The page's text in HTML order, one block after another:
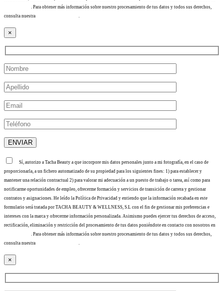
. Para obtener más información sobre nuestro procesamiento de tus datos y todos sus derechos,
consulta nuestra
×
Sí, autorizo a Tacha Beauty a que incorpore mis datos personales junto a mi fotografía, en el caso de
proporcionarla, a un fichero automatizado de su propiedad para los siguientes fines: 1) para establecer y
mantener una relación contractual 2) para valorar mi adecuación a un puesto de trabajo o tarea, así como para
notificarme oportunidades de empleo, ofrecerme formación y servicios de transición de carrera y gestionar
contratos y asignaciones. He leído la Política de Privacidad y entiendo que la información recabada en este
formulario será tratada por TACHA BEAUTY & WELLNESS, S.L con el fin de gestionar mis preferencias e
intereses con la marca y ofrecerme información personalizada. Asimismo puedes ejercer tus derechos de acceso,
rectificación, eliminación y restricción del procesamiento de tus datos poniéndote en contacto con nosotros en
. Para obtener más información sobre nuestro procesamiento de tus datos y todos sus derechos,
consulta nuestra
.
×